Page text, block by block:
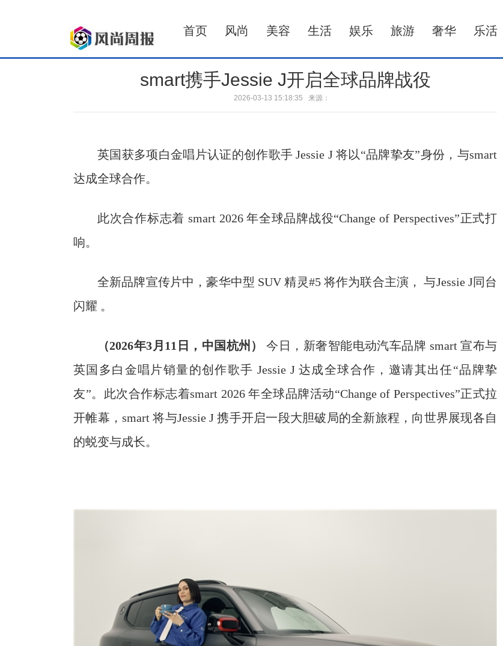
首页 风尚 美容 生活 娱乐 旅游 奢华 乐活
smart携手Jessie J开启全球品牌战役
2026-03-13 15:18:35 来源：
英国获多项白金唱片认证的创作歌手 Jessie J 将以“品牌挚友”身份，与smart
达成全球合作。
此次合作标志着 smart 2026 年全球品牌战役“Change of Perspectives”正式打
响。
全新品牌宣传片中，豪华中型 SUV 精灵#5 将作为联合主演， 与Jessie J同台
闪耀 。
（2026年3 月 11 日，中国杭州）
今日，新奢智能电动汽车品牌 smart 宣布与
英国多白金唱片销量的创作歌手 Jessie J 达成全球合作，邀请其出任“品牌挚
友”。此次合作标志着smart 2026 年全球品牌活动“Change of Perspectives”正式拉
开帷幕，smart 将与Jessie J 携手开启一段大胆破局的全新旅程，向世界展现各自
的蜕变与成长。